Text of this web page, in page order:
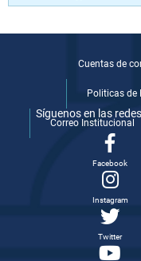
Cuentas de
Politicas de
Correo Institucional
Síguenos en las
Facebook
Instagram
Twitter